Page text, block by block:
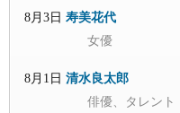
8月3日 寿美花代
女優
8月1日 清水良太郎
俳優、タレント